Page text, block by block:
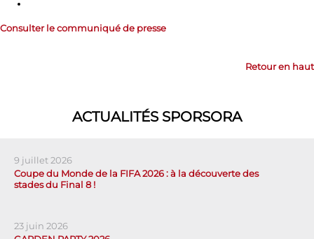
Consulter le communiqué de presse
Retour en haut
ACTUALITÉS SPORSORA
9 juillet 2026
Coupe du Monde de la FIFA 2026 : à la découverte des
stades du Final 8 !
23 juin 2026